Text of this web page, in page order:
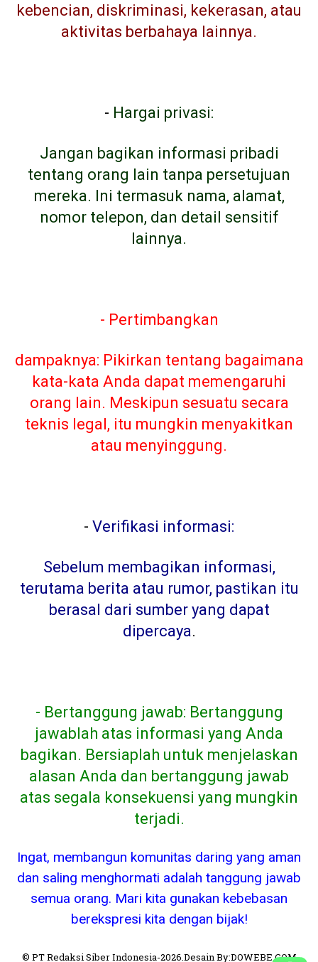
kebencian, diskriminasi, kekerasan, atau
aktivitas berbahaya lainnya.
- Hargai privasi:
Jangan bagikan informasi pribadi
tentang orang lain tanpa persetujuan
mereka. Ini termasuk nama, alamat,
nomor telepon, dan detail sensitif
lainnya.
- Pertimbangkan
dampaknya: Pikirkan tentang bagaimana
kata-kata Anda dapat memengaruhi
orang lain. Meskipun sesuatu secara
teknis legal, itu mungkin menyakitkan
atau menyinggung.
- Verifikasi informasi:
Sebelum membagikan informasi,
terutama berita atau rumor, pastikan itu
berasal dari sumber yang dapat
dipercaya.
- Bertanggung jawab: Bertanggung
jawablah atas informasi yang Anda
bagikan. Bersiaplah untuk menjelaskan
alasan Anda dan bertanggung jawab
atas segala konsekuensi yang mungkin
terjadi.
Ingat, membangun komunitas daring yang aman
dan saling menghormati adalah tanggung jawab
semua orang. Mari kita gunakan kebebasan
berekspresi kita dengan bijak!
© PT Redaksi Siber Indonesia-2026.Desain By:DOWEBE.COM